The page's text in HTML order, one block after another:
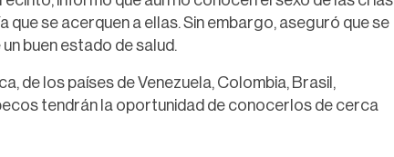
que se acerquen a ellas. Sin embargo, aseguró que se
buen estado de salud.
de los países de Venezuela, Colombia, Brasil,
tendrán la oportunidad de conocerlos de cerca